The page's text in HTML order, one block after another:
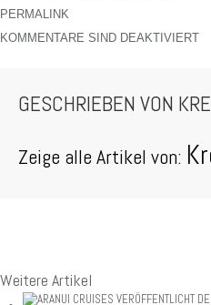
PERMALINK
KOMMENTARE SIND DEAKTIVIERT
GESCHRIEBEN VON
Zeige alle Artikel von:
Weitere Artikel